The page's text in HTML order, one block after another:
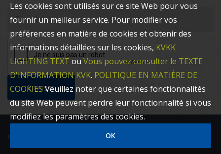
Envoyer
KOÇAKPARK 2022 ÉQUIPEMENT DE VILLE©
Les cookies sont utilisés sur ce site Web pour vous
fournir un meilleur service. Pour modifier vos
préférences en matière de cookies et obtenir des
informations détaillées sur les cookies, KVKK
LIGHTING TEXT ou Vous pouvez consulter le TEXTE
D'INFORMATION KVK. POLITIQUE EN MATIÈRE DE
COOKIESVeuillez noter que certaines fonctionnalités
du site Web peuvent perdre leur fonctionnalité si vous
modifiez les paramètres des cookies.
OK